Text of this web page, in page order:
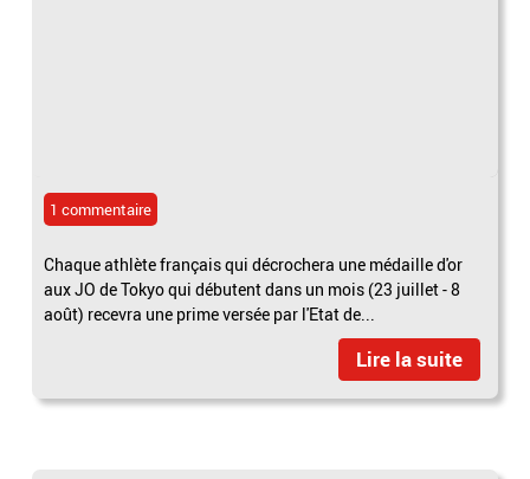
1 commentaire
Chaque athlète français qui décrochera une médaille d'or
aux JO de Tokyo qui débutent dans un mois (23 juillet - 8
août) recevra une prime versée par l'Etat de...
Lire la suite